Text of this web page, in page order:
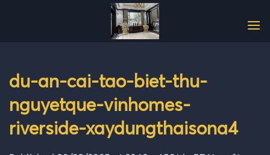
du-an-cai-tao-biet-thu-
nguyetque-vinhomes-
riverside-xaydungthaisona4